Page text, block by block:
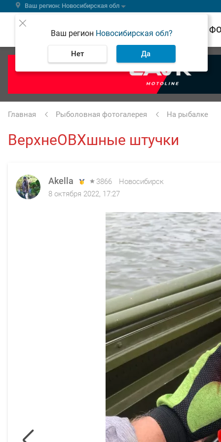
Ваш регион: Новосибирская обл
Ваш регион Новосибирская обл?
Нет Да
ВЕСТИ
Главная Рыболовная фотогалерея На рыбалке
ВерхнеОВХшные штучки
Akella 3866
Новосибирск
8 октября 2022, 17:27